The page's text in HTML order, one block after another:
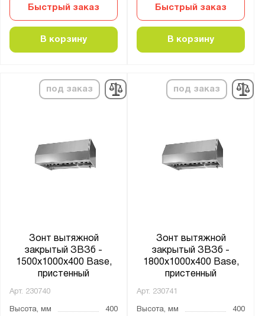
Быстрый заказ
В корзину
Быстрый заказ
В корзину
под заказ
Зонт вытяжной
закрытый ЗВЗб -
1500x1000x400 Base,
пристенный
Арт. 230740
Высота, мм
400
под заказ
Зонт вытяжной
закрытый ЗВЗб -
1800x1000x400 Base,
пристенный
Арт. 230741
Высота, мм
400